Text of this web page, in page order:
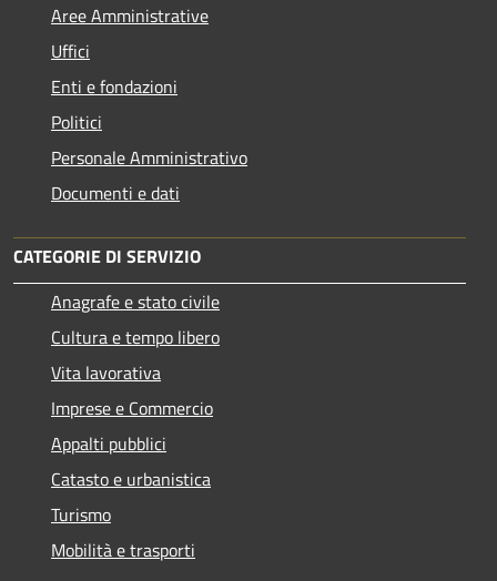
Aree Amministrative
Uffici
Enti e fondazioni
Politici
Personale Amministrativo
Documenti e dati
CATEGORIE DI SERVIZIO
Anagrafe e stato civile
Cultura e tempo libero
Vita lavorativa
Imprese e Commercio
Appalti pubblici
Catasto e urbanistica
Turismo
Mobilità e trasporti